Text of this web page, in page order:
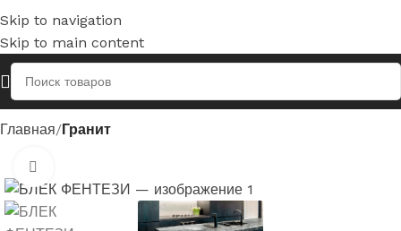
Skip to navigation
Skip to main content
Главная Гранит